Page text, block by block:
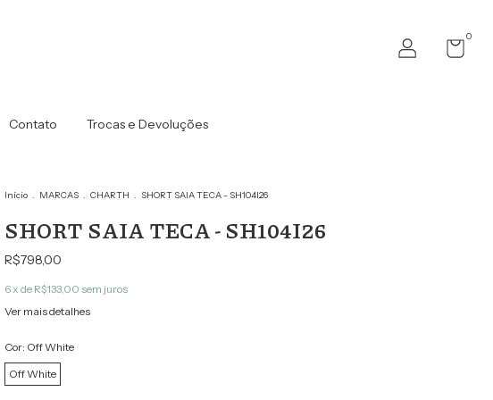
0
Contato Trocas e Devoluções
Início . MARCAS . CHARTH . SHORT SAIA TECA - SH104I26
SHORT SAIA TECA - SH104I26
R$798,00
6x de R$133,00 sem juros
Ver mais detalhes
Cor: Off White
Off White